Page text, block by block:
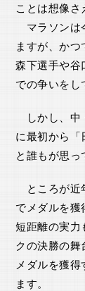
ことは想像さ
マラソンは
ますが、かつ
森下選手や谷
での争いをし
しかし、中
に最初から「
と誰もが思っ
ところが近
でメダルを獲
短距離の実力
クの決勝の舞
メダルを獲
ます。